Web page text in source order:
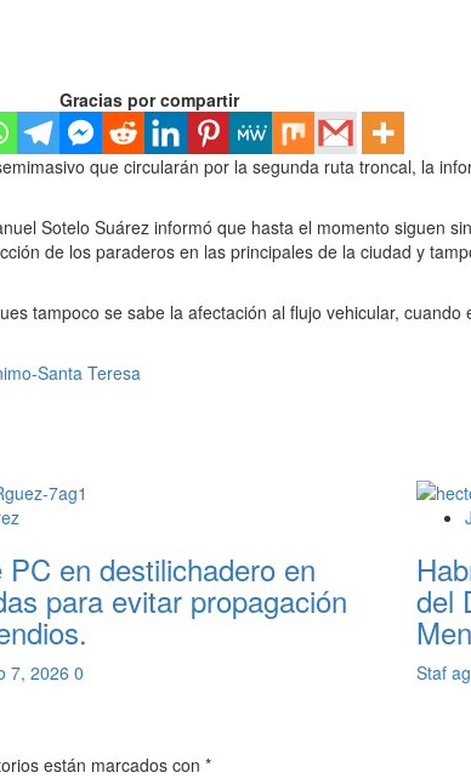
Gracias por compartir
que circularán por la segunda ruta troncal, la
Sotelo Suárez informó que hasta el momento siguen
de los paraderos en las principales de la ciudad y
tampoco se sabe la afectación al flujo vehicular,
Santa Teresa
PC en destilichadero en
para evitar propagación
7, 2026 0
del
Staf
están marcados con *